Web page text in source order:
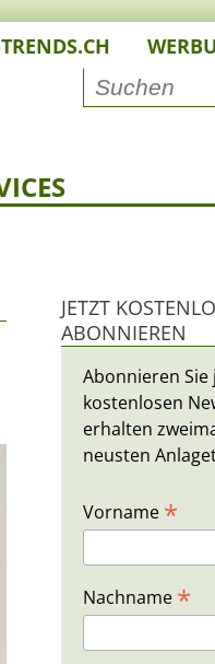
JETZT
ABONNIEREN
Abonnieren
kostenlosen
erhalten
neusten
Vorname *
Nachname *